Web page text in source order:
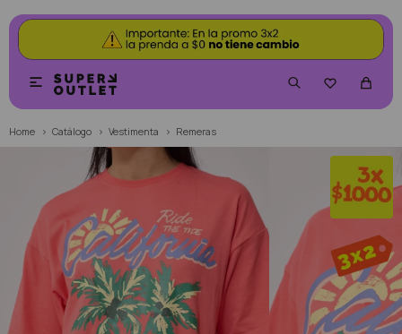


Home Catálogo Vestimenta Remeras